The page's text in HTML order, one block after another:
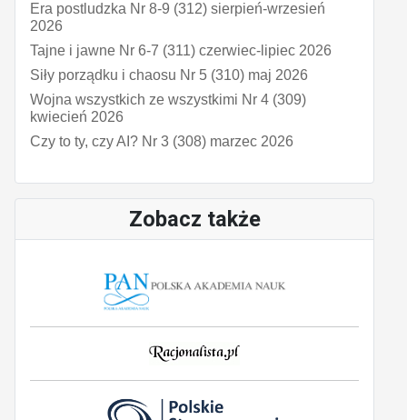
Era postludzka Nr 8-9 (312) sierpień-wrzesień
2026
Tajne i jawne Nr 6-7 (311) czerwiec-lipiec 2026
Siły porządku i chaosu Nr 5 (310) maj 2026
Wojna wszystkich ze wszystkimi Nr 4 (309)
kwiecień 2026
Czy to ty, czy AI? Nr 3 (308) marzec 2026
Zobacz także